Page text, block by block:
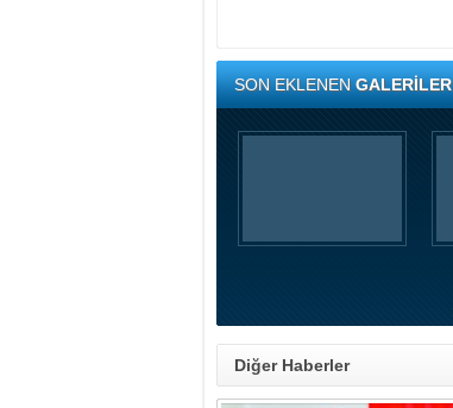
SON EKLENENGALERİLER
Diğer Haberler